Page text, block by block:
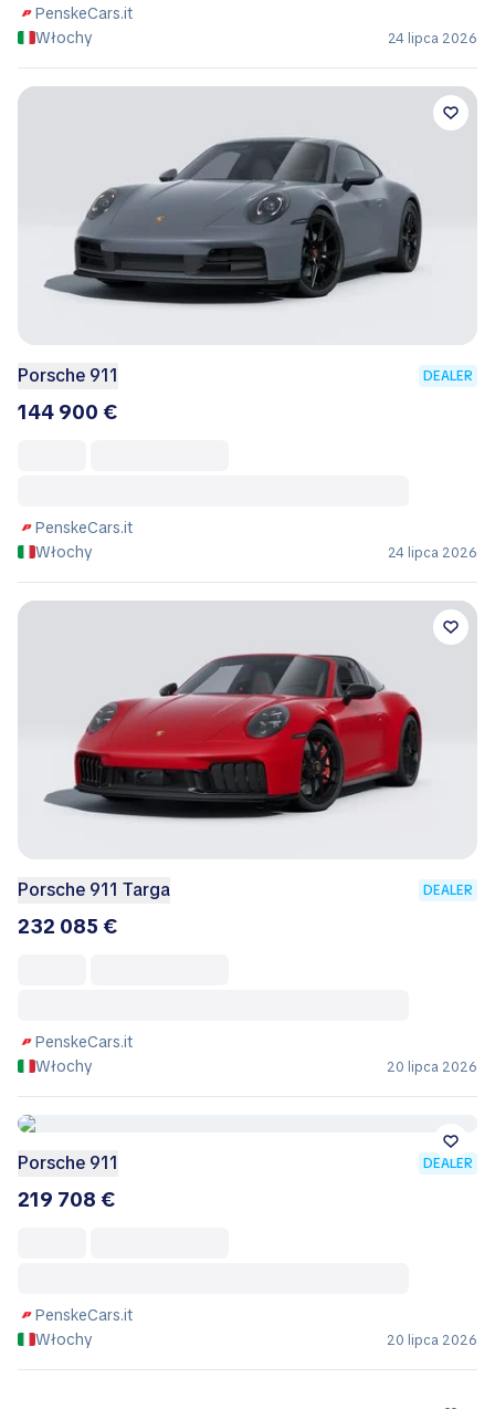
PenskeCars.it
Włochy
24 lipca 2026
Porsche 911 DEALER
144 900 €
PenskeCars.it
Włochy
24 lipca 2026
Porsche 911 Targa DEALER
232 085 €
PenskeCars.it
Włochy
20 lipca 2026
Porsche 911 DEALER
219 708 €
PenskeCars.it
Włochy
20 lipca 2026